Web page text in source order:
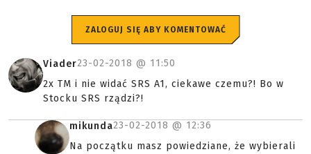
ZALOGUJ SIĘ ABY KOMENTOWAĆ
Viader23-02-2018 @ 11:50
2x TM i nie widać SRS A1, ciekawe czemu?! Bo w
Stocku SRS rządzi?!
mikunda23-02-2018 @ 12:36
Na początku masz powiedziane, że wybierali